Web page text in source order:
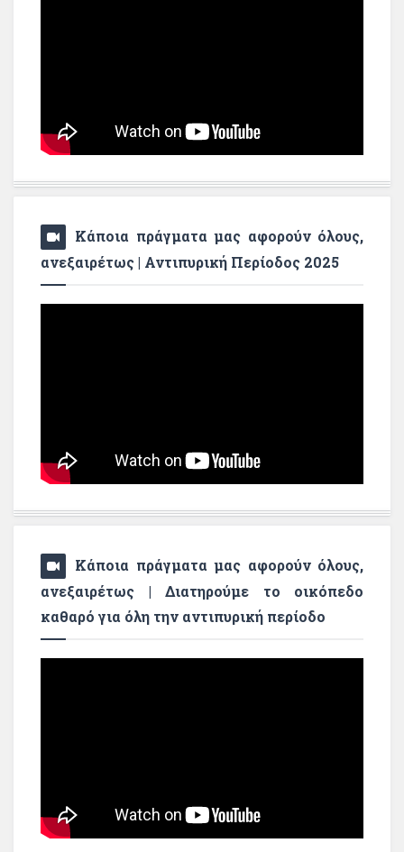
Κάποια πράγματα μας αφορούν όλους,
ανεξαιρέτως | Αντιπυρική Περίοδος 2025
Κάποια πράγματα μας αφορούν όλους,
ανεξαιρέτως | Διατηρούμε το οικόπεδο
καθαρό για όλη την αντιπυρική περίοδο